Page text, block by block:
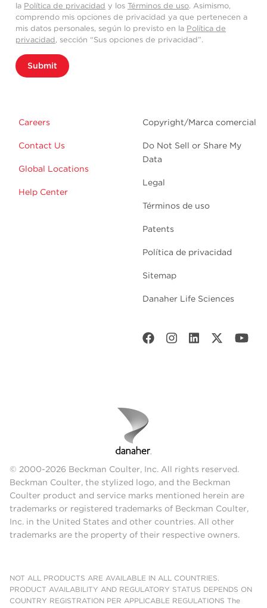
la Política de privacidad y los Términos de uso. Asimismo,
comprendo mis opciones de privacidad ya que pertenecen a
mis datos personales, según lo previsto en la Política de
privacidad, sección “Sus opciones de privacidad”.
Submit
Careers
Contact Us
Global Locations
Help Center
Copyright/Marca comercial
Do Not Sell or Share My
Data
Legal
Términos de uso
Patents
Política de privacidad
Sitemap
Danaher Life Sciences
© 2000-2026 Beckman Coulter, Inc. All rights reserved.
Beckman Coulter, the stylized logo, and the Beckman
Coulter product and service marks mentioned herein are
trademarks or registered trademarks of Beckman Coulter,
Inc. in the United States and other countries. All other
trademarks are the property of their respective owners.
NOT ALL PRODUCTS ARE AVAILABLE IN ALL COUNTRIES.
PRODUCT AVAILABILITY AND REGULATORY STATUS DEPENDS ON
COUNTRY REGISTRATION PER APPLICABLE REGULATIONS The